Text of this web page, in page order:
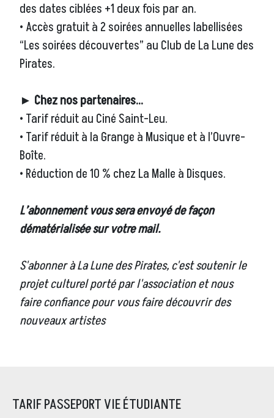
des dates ciblées +1 deux fois par an.
• Accès gratuit à 2 soirées annuelles labellisées
“Les soirées découvertes” au Club de La Lune des
Pirates.
► Chez nos partenaires…
• Tarif réduit au Ciné Saint-Leu.
• Tarif réduit à la Grange à Musique et à l’Ouvre-
Boîte.
• Réduction de 10 % chez La Malle à Disques.
L’abonnement vous sera envoyé de façon
dématérialisée sur votre mail.
S'abonner à La Lune des Pirates, c'est soutenir le
projet culturel porté par l'association et nous
faire confiance pour vous faire découvrir des
nouveaux artistes
TARIF PASSEPORT VIE ÉTUDIANTE